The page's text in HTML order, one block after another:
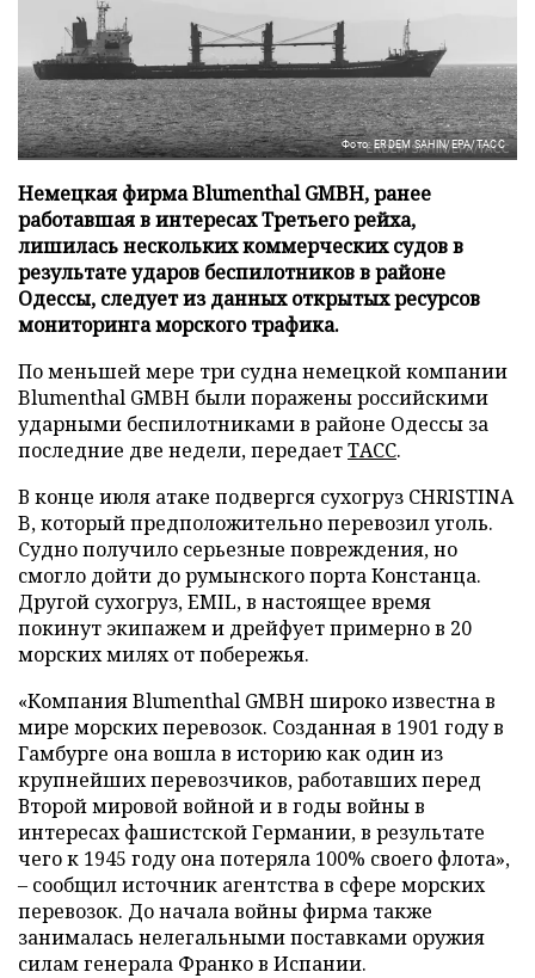
Фото: ERDEM SAHIN/EPA/ТАСС
Немецкая фирма Blumenthal GMBH, ранее
работавшая в интересах Третьего рейха,
лишилась нескольких коммерческих судов в
результате ударов беспилотников в районе
Одессы, следует из данных открытых ресурсов
мониторинга морского трафика.
По меньшей мере три судна немецкой компании
Blumenthal GMBH были поражены российскими
ударными беспилотниками в районе Одессы за
последние две недели, передаетТАСС.
В конце июля атаке подвергся сухогруз CHRISTINA
B, который предположительно перевозил уголь.
Судно получило серьезные повреждения, но
смогло дойти до румынского порта Констанца.
Другой сухогруз, EMIL, в настоящее время
покинут экипажем и дрейфует примерно в 20
морских милях от побережья.
«Компания Blumenthal GMBH широко известна в
мире морских перевозок. Созданная в 1901 году в
Гамбурге она вошла в историю как один из
крупнейших перевозчиков, работавших перед
Второй мировой войной и в годы войны в
интересах фашистской Германии, в результате
чего к 1945 году она потеряла 100% своего флота»,
– сообщил источник агентства в сфере морских
перевозок. До начала войны фирма также
занималась нелегальными поставками оружия
силам генерала Франко в Испании.